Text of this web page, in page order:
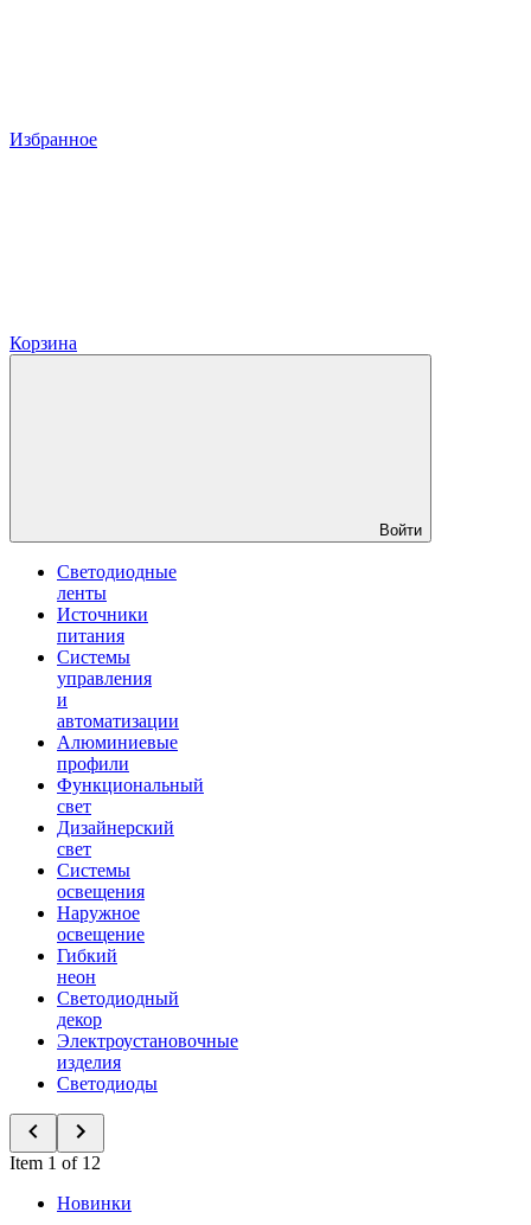
Избранное
Корзина
Войти
Светодиодные
ленты
Источники
питания
Системы
управления
и
автоматизации
Алюминиевые
профили
Функциональный
свет
Дизайнерский
свет
Системы
освещения
Наружное
освещение
Гибкий
неон
Светодиодный
декор
Электроустановочные
изделия
Светодиоды
Item 1 of 12
Новинки